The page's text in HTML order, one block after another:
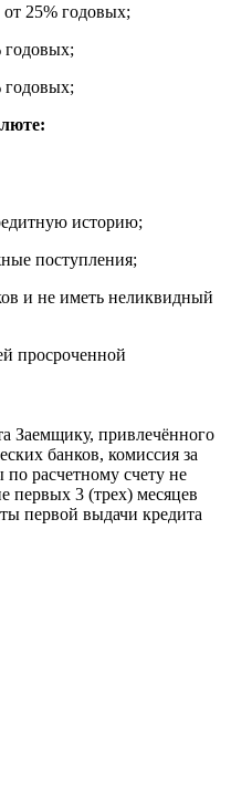
25% годовых;
годовых;
годовых;
историю;
поступления;
и не иметь неликвидный
просроченной
Заемщику, привлечённого
банков, комиссия за
по расчетному счету не
первых 3 (трех) месяцев
первой выдачи кредита